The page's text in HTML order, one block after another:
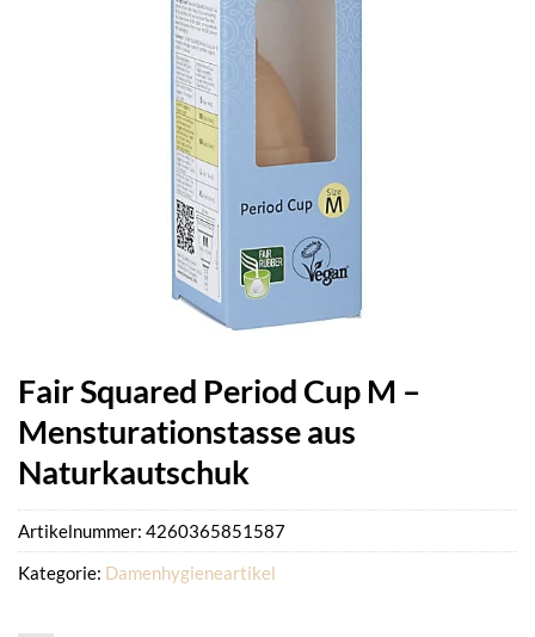
Fair Squared Period Cup M –
Mensturationstasse aus
Naturkautschuk
Artikelnummer: 4260365851587
Kategorie: Damenhygieneartikel